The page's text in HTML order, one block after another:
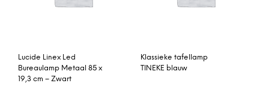
Lucide Linex Led
Bureaulamp Metaal 85 x
19,3 cm – Zwart
Klassieke tafellamp
TINEKE blauw